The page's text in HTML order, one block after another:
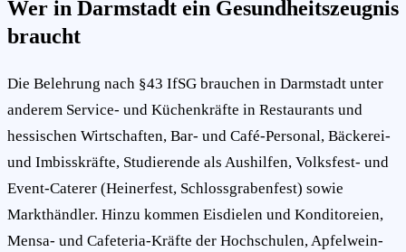
Wer in Darmstadt ein Gesundheitszeugnis
braucht
Die Belehrung nach §43 IfSG brauchen in Darmstadt unter
anderem Service- und Küchenkräfte in Restaurants und
hessischen Wirtschaften, Bar- und Café-Personal, Bäckerei-
und Imbisskräfte, Studierende als Aushilfen, Volksfest- und
Event-Caterer (Heinerfest, Schlossgrabenfest) sowie
Markthändler. Hinzu kommen Eisdielen und Konditoreien,
Mensa- und Cafeteria-Kräfte der Hochschulen, Apfelwein-